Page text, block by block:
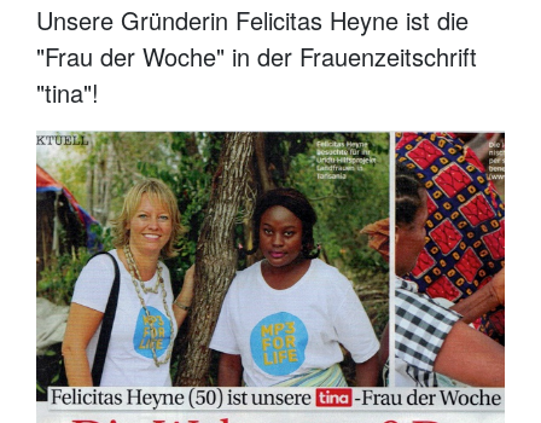
Unsere Gründerin Felicitas Heyne ist die
"Frau der Woche" in der Frauenzeitschrift
"tina"!